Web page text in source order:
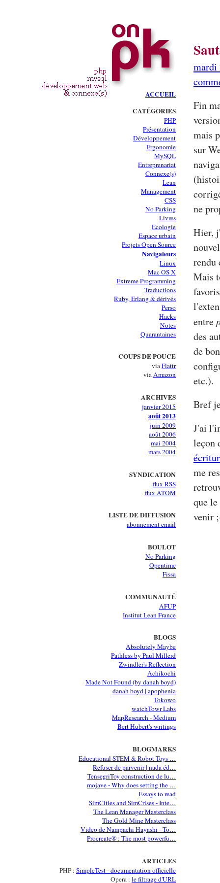
ACCUEIL
CATÉGORIES
PHP
Présentation
Développement
Ergonomie
MySQL
Entreprenariat
Connexe(s)
Lean
Management
CSS
No Parking
Livres
Ecologie
Espace urbain
Projets Open Source
Navigateurs
Linux
Mac OS X
Extreme Programming
Traductions
Ruby, Erlang & dérivés
Perso
Hacks
Notes
Quarantaines
COUPS DE POUCE
viaFlattr
viaAmazon
ARCHIVES
janvier 2015
août 2013
juin 2009
août 2006
mai 2004
mars 2004
SYNDICATION
flux RSS
flux ATOM
LISTE DE DIFFUSION
abonnement email
BOULOT
No Parking
Opentime
Fissa
COMMUNAUTÉ
AFUP
Institut Lean France
BLOGS
Absolutely Maybe
Pathless by Paul Millerd
Zwindler's Reflection
Achikochi
Made Not Found (by danah boyd)
danah boyd | apophenia
Tokowo
watchTowr Labs
MapResearch - Medium
Bert Hubert's writings
BLOGMARKS
Educational STEM & Robot Toys …
Refuser de parvenir | nada éd…
TensegriToy construction de lu…
mojave - Why does setting the …
Essays to read
SimCities and SimCrises - Inte…
The Lean Manager Masterclass
The Gold Mine Masterclass
Video de Nampachi Hayashi - To…
Procreate® : The most powerfu…
ARTICLES
PHP : SimpleTest - documentation officielle
Opera : le filtrage d'URL
mardi
Fin
mais
sur
ne
Hier,
rendu
Mais
entre
des
de
etc.).
Bref
J'ai
leçon
me
que le
venir